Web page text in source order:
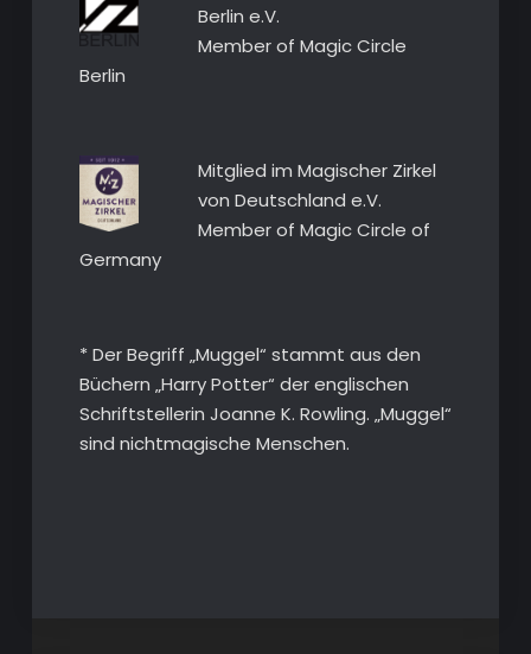
Berlin e.V.
Member of Magic Circle
Berlin
Mitglied im Magischer Zirkel
von Deutschland e.V.
Member of Magic Circle of
Germany
* Der Begriff „Muggel“ stammt aus den
Büchern „Harry Potter“ der englischen
Schriftstellerin Joanne K. Rowling. „Muggel“
sind nichtmagische Menschen.